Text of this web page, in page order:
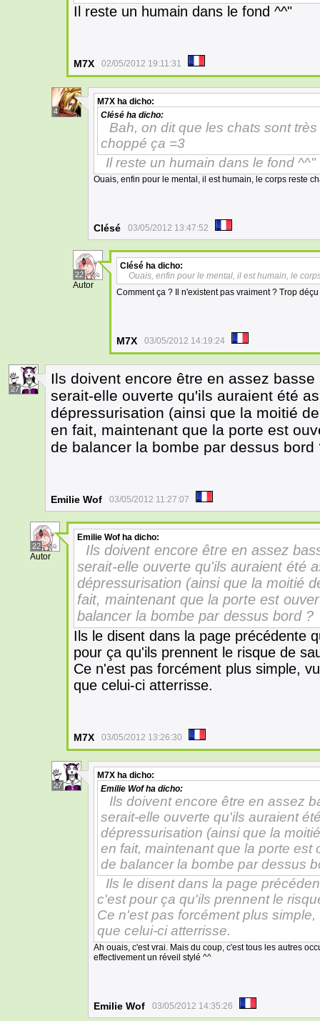
Il reste un humain dans le fond ^^"
M7X 02/05/2012 19:11:31
4
M7X ha dicho:
Clésé ha dicho:
Bah, on dit que les chats sont
choppé ça =3
Il reste un humain dans le fond ^^"
Ouais, enfin pour le mental, il est humain, le corps reste
Clésé 03/05/2012 13:47:52
22
Autor
Clésé ha dicho:
Ouais, enfin pour le mental, il est humain, le
Comment ça ? Il n'existent pas vraiment ? Trop déçu
M7X 03/05/2012 14:19:24
27
Ils doivent encore être en assez
serait-elle ouverte qu'ils auraient été
dépressurisation (ainsi que la moitié
en fait, maintenant que la porte est
de balancer la bombe par dessus bord
Emilie Wof 03/05/2012 11:27:07
22
Autor
Emilie Wof ha dicho:
Ils doivent encore être en assez
serait-elle ouverte qu'ils auraient été
dépressurisation (ainsi que la moitié
fait, maintenant que la porte est
balancer la bombe par dessus bord ?
Ils le disent dans la page précédente
pour ça qu'ils prennent le risque de
Ce n'est pas forcément plus simple,
que celui-ci atterrisse.
M7X 03/05/2012 13:26:30
27
M7X ha dicho:
Emilie Wofha dicho:
Ils doivent encore être en assez
serait-elle ouverte qu'ils auraient
dépressurisation (ainsi que la
en fait, maintenant que la porte
de balancer la bombe par dessus
Ils le disent dans la page
c'est pour ça qu'ils prennent le
Ce n'est pas forcément plus
que celui-ci atterrisse.
Ah ouais, c'est vrai. Mais du coup, c'est tous les autres
effectivement un réveil stylé ^^
Emilie Wof 03/05/2012 14:35:26